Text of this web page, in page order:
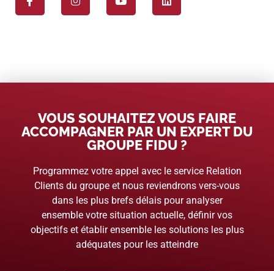
VOUS SOUHAITEZ VOUS FAIRE
ACCOMPAGNER PAR UN EXPERT DU
GROUPE FIDU ?
Programmez votre appel avec le service Relation
Clients du groupe et nous reviendrons vers-vous
dans les plus brefs délais pour analyser
ensemble votre situation actuelle, définir vos
objectifs et établir ensemble les solutions les plus
adéquates pour les atteindre